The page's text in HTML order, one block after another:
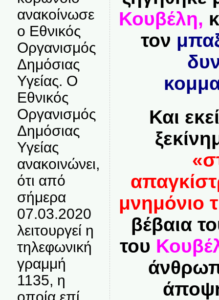
ανακοίνωσε
ο Εθνικός
Οργανισμός
Δημόσιας
Υγείας. Ο
Εθνικός
Οργανισμός
Δημόσιας
Υγείας
ανακοινώνει,
ότι από
σήμερα
07.03.2020
λειτουργεί η
τηλεφωνική
γραμμή
1135, η
Κουβέλη,
τον
Και
μνημόνιο
βέβαια
του